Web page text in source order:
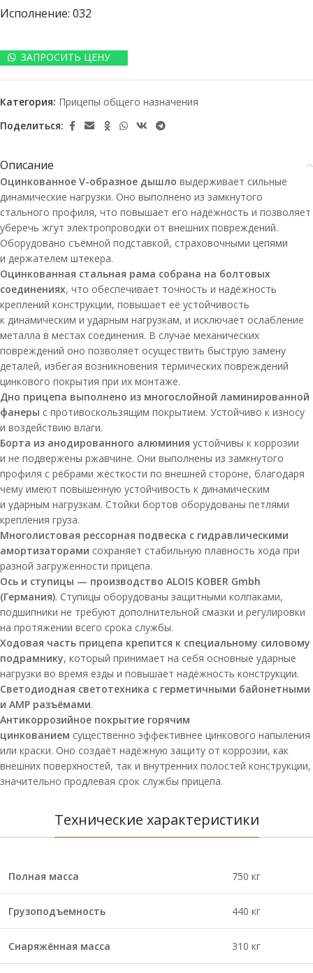
Исполнение: 032
ЗАПРОСИТЬ ЦЕНУ
Категория: Прицепы общего назначения
Поделиться:
Описание
Оцинкованное V-образное дышло выдерживает сильные
динамические нагрузки. Оно выполнено из замкнутого
стального профиля, что повышает его надёжность и позволяет
уберечь жгут электропроводки от внешних повреждений.
Оборудовано съёмной подставкой, страховочными цепями
и держателем штекера.
Оцинкованная стальная рама собрана на болтовых
соединениях, что обеспечивает точность и надёжность
креплений конструкции, повышает её устойчивость
к динамическим и ударным нагрузкам, и исключает ослабление
металла в местах соединения. В случае механических
повреждений оно позволяет осуществить быструю замену
деталей, избегая возникновения термических повреждений
цинкового покрытия при их монтаже.
Дно прицепа выполнено из многослойной ламинированной
фанеры с противоскользящим покрытием. Устойчиво к износу
и воздействию влаги.
Борта из анодированного алюминия устойчивы к коррозии
и не подвержены ржавчине. Они выполнены из замкнутого
профиля с рёбрами жёсткости по внешней стороне, благодаря
чему имеют повышенную устойчивость к динамическим
и ударным нагрузкам. Стойки бортов оборудованы петлями
крепления груза.
Многолистовая рессорная подвеска с гидравлическими
амортизаторами сохраняет стабильную плавность хода при
разной загруженности прицепа.
Ось и ступицы — производство ALOIS KOBER Gmbh
(Германия). Ступицы оборудованы защитными колпаками,
подшипники не требуют дополнительной смазки и регулировки
на протяжении всего срока службы.
Ходовая часть прицепа крепится к специальному силовому
подрамнику, который принимает на себя основные ударные
нагрузки во время езды и повышает надёжность конструкции.
Светодиодная светотехника с герметичными байонетными
и AMP разъёмами.
Антикоррозийное покрытие горячим
цинкованием существенно эффективнее цинкового напыления
или краски. Оно создаёт надёжную защиту от коррозии, как
внешних поверхностей, так и внутренних полостей конструкции,
значительно продлевая срок службы прицепа.
Технические характеристики
Полная масса 750 кг
Грузоподъемность 440 кг
Снаряжённая масса 310 кг